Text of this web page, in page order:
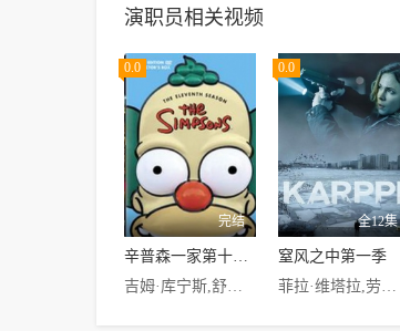
演职员相关视频
0.0
完结
0.0
全12集
窒风之中第一季
菲拉·维塔拉,劳瑞·提卡宁,汤米·柯贝拉,卡里·希耶塔拉赫蒂,Rami·Peltonen,亚尼·沃拉宁,皮霍·朗卡,里库·涅米宁,Raimo·Grönberg,Jonna·Järnefelt,托比亚斯·齐哈库斯,奥古斯特·维特根斯坦,维拉·基斯基宁,Mimosa·Willamo,Noa·Tola,米科·诺西艾南